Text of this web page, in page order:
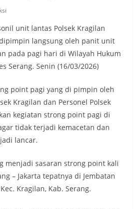
unit lantas Polsek Kragilan
langsung oleh panit unit
pada pagi hari di Wilayah Hukum
Serang. Senin (16/03/2026)
point pagi yang di pimpin oleh
Kragilan dan Personel Polsek
kegiatan strong point pagi di
tidak terjadi kemacetan dan
lancar.
menjadi sasaran strong point kali
– Jakarta tepatnya di Jembatan
Kragilan, Kab. Serang.